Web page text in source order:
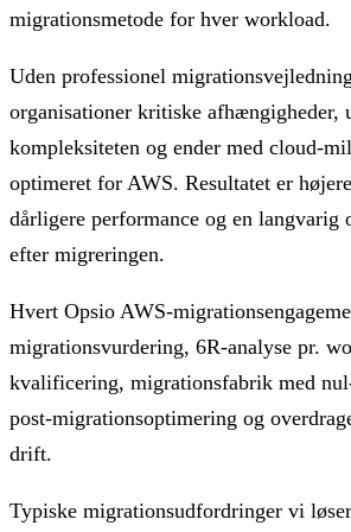
migrationsmetode for hver workload.
Uden professionel
organisationer kritiske afhængigheder,
kompleksiteten og ender med cloud-
optimeret for AWS. Resultatet er
dårligere performance og en langvarig
efter migreringen.
Hvert Opsio AWS-
migrationsvurdering, 6R-analyse pr.
kvalificering, migrationsfabrik med
post-migrationsoptimering og
drift.
Typiske migrationsudfordringer vi